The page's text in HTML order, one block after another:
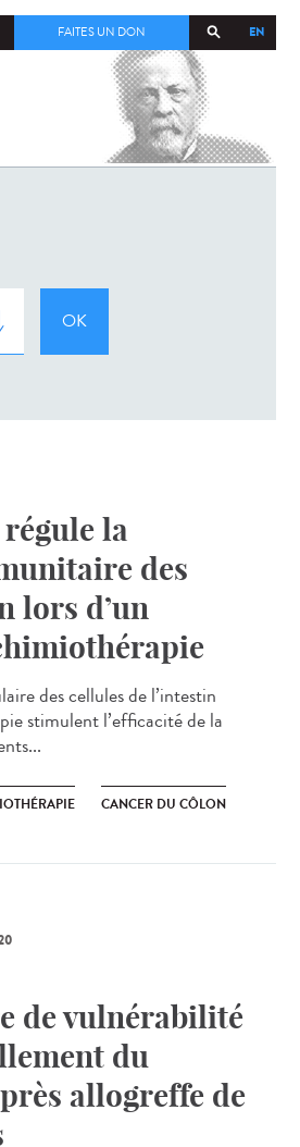
EN
FAITES UN DON
la
des
lors d’un
des cellules de l’intestin
stimulent l’efficacité de la
CANCER DU CÔLON
de vulnérabilité
du
allogreffe de